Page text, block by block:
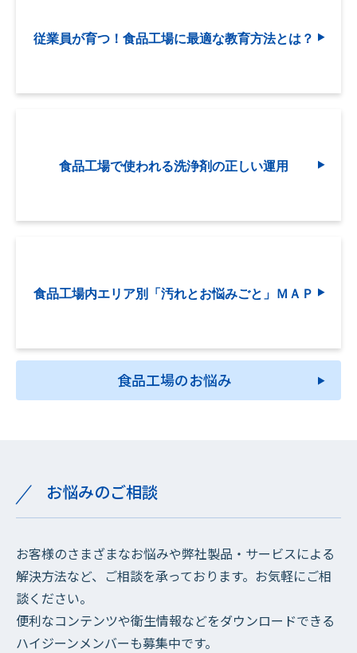
従業員が育つ！食品工場に最適な教育方法とは？
食品工場で使われる洗浄剤の正しい運用
食品工場内エリア別「汚れとお悩みごと」ＭＡＰ
食品工場のお悩み
お悩みのご相談
お客様のさまざまなお悩みや弊社製品・サービスによる
解決方法など、ご相談を承っております。お気軽にご相
談ください。
便利なコンテンツや衛生情報などをダウンロードできる
ハイジーンメンバーも募集中です。